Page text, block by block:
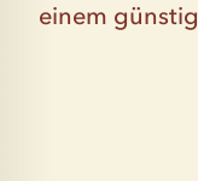
einem